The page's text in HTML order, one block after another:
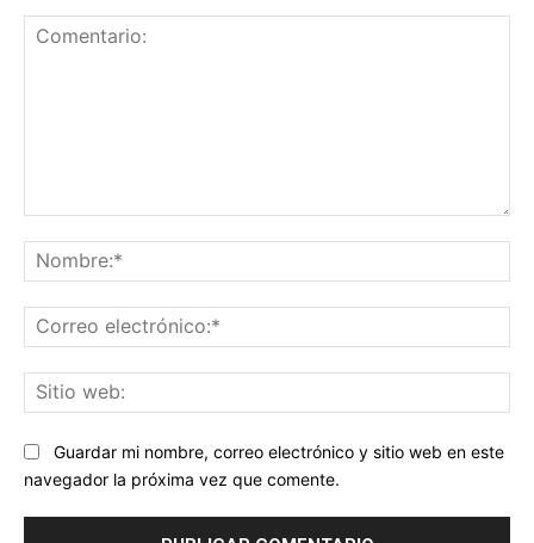
Guardar mi nombre, correo electrónico y sitio web en este
navegador la próxima vez que comente.